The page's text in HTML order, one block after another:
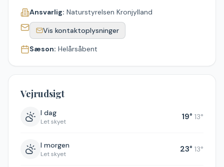
Ansvarlig: Naturstyrelsen Kronjylland
Vis kontaktoplysninger
Sæson: Helårsåbent
Vejrudsigt
I dag
Let skyet 19° 13°
I morgen
Let skyet 23° 13°